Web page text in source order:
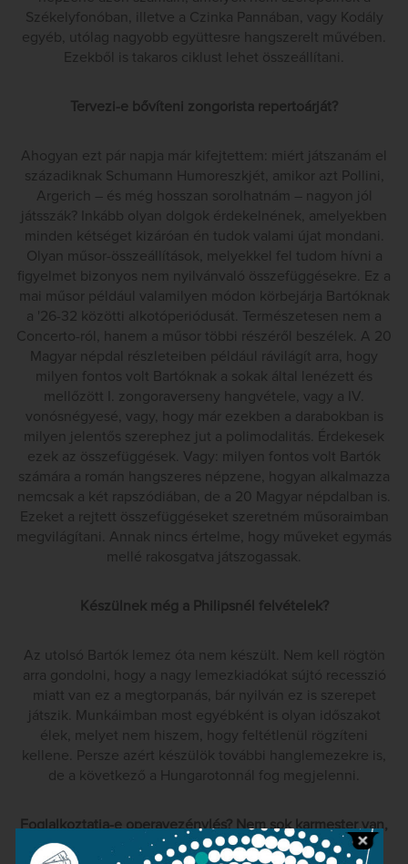
Székelyfonóban, illetve a Czinka Pannában, vagy Kodály
egyéb, utólag nagyobb együttesre hangszerelt művében.
Ezekből is takaros ciklust lehet összeállítani.
Tervezi-e bővíteni zongorista repertoárját?
Ahogyan ezt pár napja már kifejtettem: miért játszanám el
századiknak Schumann Humoreszkjét, amikor azt Pollini,
Argerich – és még hosszan sorolhatnám – nagyon jól
játsszák? Inkább olyan dolgok érdekelnének, amelyekben
minden kétséget kizáróan én tudok valami újat mondani.
Olyan műsor-összeállítások, melyekkel fel tudom hívni a
figyelmet bizonyos nem nyilvánvaló összefüggésekre. Ez a
mai műsor például valamilyen módon körbejárja Bartóknak
a '26-32 közötti alkotóperiódusát. Természetesen nem a
Concerto-ról, hanem a műsor többi részéről beszélek. A 20
Magyar népdal részleteiben például rávilágít arra, hogy
milyen fontos volt Bartóknak a sokak által lenézett és
mellőzött I. zongoraverseny hangvétele, vagy a IV.
vonósnégyesé, vagy, hogy már ezekben a darabokban is
milyen jelentős szerephez jut a polimodalitás. Érdekesek
ezek az összefüggések. Vagy: milyen fontos volt Bartók
számára a román hangszeres népzene, hogyan alkalmazza
nemcsak a két rapszódiában, de a 20 Magyar népdalban is.
Ezeket a rejtett összefüggéseket szeretném műsoraimban
megvilágítani. Annak nincs értelme, hogy műveket egymás
mellé rakosgatva játszogassak.
Készülnek még a Philipsnél felvételek?
Az utolsó Bartók lemez óta nem készült. Nem kell rögtön
arra gondolni, hogy a nagy lemezkiadókat sújtó recesszió
miatt van ez a megtorpanás, bár nyilván ez is szerepet
játszik. Munkáimban most egyébként is olyan időszakot
élek, melyet nem hiszem, hogy feltétlenül rögzíteni
kellene. Persze azért készülök további hanglemezekre is,
de a következő a Hungarotonnál fog megjelenni.
Foglalkoztatja-e operavezénylés? Nem sok karmester van,
aki legalább meg ne próbálta volna. Vásáry például a